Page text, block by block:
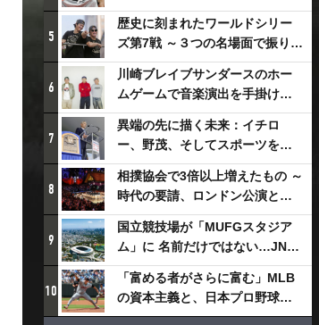
相撲興行
5
歴史に刻まれたワールドシリー
ズ第7戦 ～３つの名場面で振り返
る～
6
川崎ブレイブサンダースのホー
ムゲームで音楽演出を手掛ける
スチャダラパーが川崎新！アリ
ーナシティ・プロジェクトを語
る 「楽しみでしかないでしょ。
川崎は、ずっと成長曲線だか
ら」
7
異端の先に描く未来：イチロ
ー、野茂、そしてスポーツを支
える科学界の挑戦
8
相撲協会で3倍以上増えたもの ～
時代の要請、ロンドン公演と古
式大相撲
9
国立競技場が「MUFGスタジア
ム」に 名前だけではない…JNSE
とMUFGが“共創”し描く地域活
性化・社会価値創造の近未来図
とは
10
「富める者がさらに富む」MLB
の資本主義と、日本プロ野球が
踏み出せない一歩